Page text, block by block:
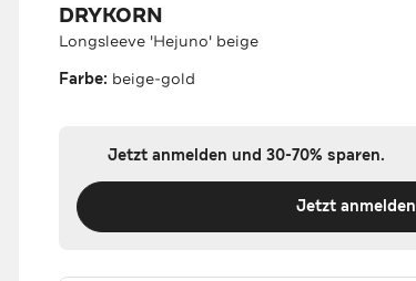
DRYKORN
Longsleeve 'Hejuno' beige
Farbe: beige-gold
Jetzt anmelden und 30-70% sparen.
Jetzt anmelden